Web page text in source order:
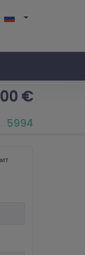
€
5994